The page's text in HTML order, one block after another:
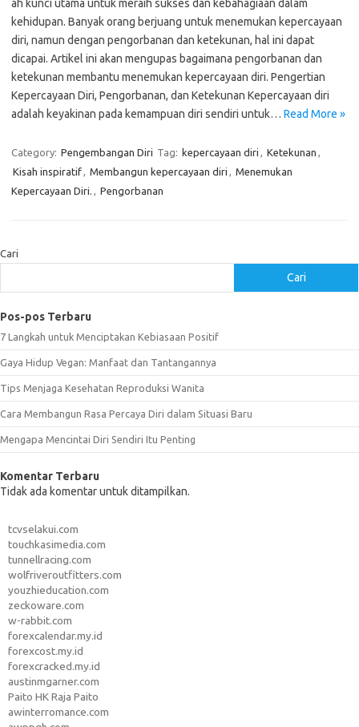
ah kunci utama untuk meraih sukses dan kebahagiaan dalam
kehidupan. Banyak orang berjuang untuk menemukan kepercayaan
diri, namun dengan pengorbanan dan ketekunan, hal ini dapat
dicapai. Artikel ini akan mengupas bagaimana pengorbanan dan
ketekunan membantu menemukan kepercayaan diri. Pengertian
Kepercayaan Diri, Pengorbanan, dan Ketekunan Kepercayaan diri
adalah keyakinan pada kemampuan diri sendiri untuk… Read More »
Category: Pengembangan Diri Tag: kepercayaan diri , Ketekunan ,
Kisah inspiratif, Membangun kepercayaan diri , Menemukan
Kepercayaan Diri. , Pengorbanan
Cari
Cari
Pos-pos Terbaru
7 Langkah untuk Menciptakan Kebiasaan Positif
Gaya Hidup Vegan: Manfaat dan Tantangannya
Tips Menjaga Kesehatan Reproduksi Wanita
Cara Membangun Rasa Percaya Diri dalam Situasi Baru
Mengapa Mencintai Diri Sendiri Itu Penting
Komentar Terbaru
Tidak ada komentar untuk ditampilkan.
tcvselakui.com
touchkasimedia.com
tunnellracing.com
wolfriveroutfitters.com
youzhieducation.com
zeckoware.com
w-rabbit.com
forexcalendar.my.id
forexcost.my.id
forexcracked.my.id
austinmgarner.com
Paito HK Raja Paito
awinterromance.com